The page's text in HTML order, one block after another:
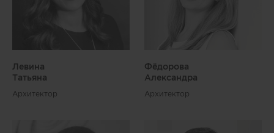
Левина
Татьяна
Архитектор
Фёдорова
Александра
Архитектор